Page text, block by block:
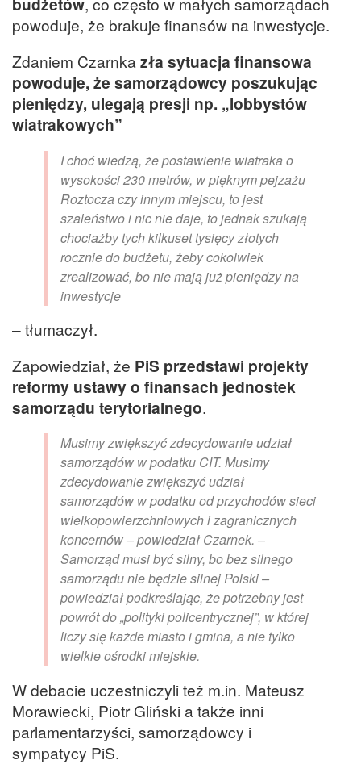
powoduje, że brakuje finansów na inwestycje.
Zdaniem Czarnkazła sytuacja finansowa
powoduje, że samorządowcy poszukując
pieniędzy, ulegają presji np. „lobbystów
wiatrakowych”
I choć wiedzą, że postawienie wiatraka o
wysokości 230 metrów, w pięknym pejzażu
Roztocza czy innym miejscu, to jest
szaleństwo i nic nie daje, to jednak szukają
chociażby tych kilkuset tysięcy złotych
rocznie do budżetu, żeby cokolwiek
zrealizować, bo nie mają już pieniędzy na
inwestycje
– tłumaczył.
Zapowiedział, że PiS przedstawi projekty
reformy ustawy o finansach jednostek
samorządu terytorialnego.
Musimy zwiększyć zdecydowanie udział
samorządów w podatku CIT. Musimy
zdecydowanie zwiększyć udział
samorządów w podatku od przychodów sieci
wielkopowierzchniowych i zagranicznych
koncernów – powiedział Czarnek. –
Samorząd musi być silny, bo bez silnego
samorządu nie będzie silnej Polski –
powiedział podkreślając, że potrzebny jest
powrót do „polityki policentrycznej”, w której
liczy się każde miasto i gmina, a nie tylko
wielkie ośrodki miejskie.
W debacie uczestniczyli też m.in. Mateusz
Morawiecki, Piotr Gliński a także inni
parlamentarzyści, samorządowcy i
sympatycy PiS.